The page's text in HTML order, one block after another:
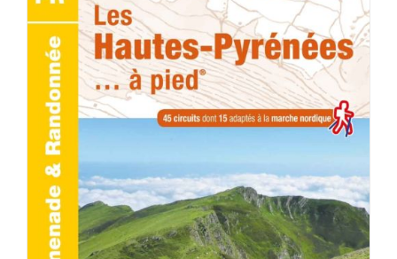
AJOUTER AU PANIER / DÉTAILS